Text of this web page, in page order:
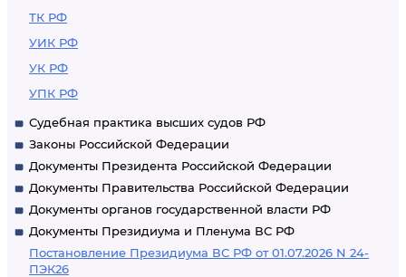
ТК РФ
УИК РФ
УК РФ
УПК РФ
Судебная практика высших судов РФ
Законы Российской Федерации
Документы Президента Российской Федерации
Документы Правительства Российской Федерации
Документы органов государственной власти РФ
Документы Президиума и Пленума ВС РФ
Постановление Президиума ВС РФ от 01.07.2026 N 24-
ПЭК26